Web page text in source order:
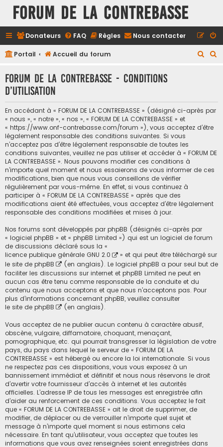
FORUM DE LA CONTREBASSE
Donateurs FAQ Règles Nous contacter
Portail Accueil du forum
c
e
r
FORUM DE LA CONTREBASSE - Conditions
d’utilisation
En accédant à « FORUM DE LA CONTREBASSE » (désigné ci-après par
« nous », « notre », « nos », « FORUM DE LA CONTREBASSE » et
« https://www.onf-contrebasse.com/forum »), vous acceptez d’être
légalement responsable des conditions suivantes. Si vous
n’acceptez pas d’être légalement responsable de toutes les
conditions suivantes, veuillez ne pas utiliser et accéder à « FORUM DE
LA CONTREBASSE ». Nous pouvons modifier ces conditions à
n’importe quel moment et nous essaierons de vous informer de ces
modifications, bien que nous vous conseillons de vérifier
régulièrement par vous-même. En effet, si vous continuez à
participer à « FORUM DE LA CONTREBASSE » après que des
modifications aient été effectuées, vous acceptez d’être légalement
responsable des conditions modifiées et mises à jour.
Nos forums sont développés par phpBB (désignés ci-après par
« logiciel phpBB » et « phpBB Limited ») qui est un logiciel de forum
de discussions déclaré sous la «
licence publique générale GNU 2.0
» et qui peut être téléchargé sur
le site de phpBB
(en anglais). Le logiciel phpBB a pour seul but de
faciliter les discussions sur internet et phpBB Limited ne peut en
aucun cas être tenu comme responsable de la conduite et du
contenu que nous acceptons et que nous n’acceptons pas. Pour
plus d’informations concernant phpBB, veuillez consulter
le site de phpBB
(en anglais).
Vous acceptez de ne publier aucun contenu à caractère abusif,
obscène, vulgaire, diffamatoire, choquant, menaçant,
pornographique, etc. qui pourrait transgresser la législation de votre
pays, du pays dans lequel le serveur de « FORUM DE LA
CONTREBASSE » est hébergé ou encore la loi internationale. Si vous
ne respectez pas ces dispositions, vous vous exposez à un
bannissement immédiat et définitif et nous nous réservons le droit
d’avertir votre fournisseur d’accès à internet et les autorités
officielles. L’adresse IP de tous les messages est enregistrée afin
d’aider au renforcement de ces conditions. Vous acceptez le fait
que « FORUM DE LA CONTREBASSE » ait le droit de supprimer, de
modifier, de déplacer ou de verrouiller n’importe quel sujet et
message à n’importe quel moment si nous estimons cela
nécessaire. En tant qu’utilisateur, vous acceptez que toutes les
informations que vous avez renseignées soient enregistrées dans